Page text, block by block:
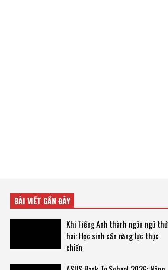
BÀI VIẾT GẦN ĐÂY
Khi Tiếng Anh thành ngôn ngữ thứ
hai: Học sinh cần năng lực thực
chiến